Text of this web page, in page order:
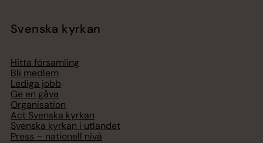
Svenska kyrkan
Hitta församling
Bli medlem
Lediga jobb
Ge en gåva
Organisation
Act Svenska kyrkan
Svenska kyrkan i utlandet
Press – nationell nivå